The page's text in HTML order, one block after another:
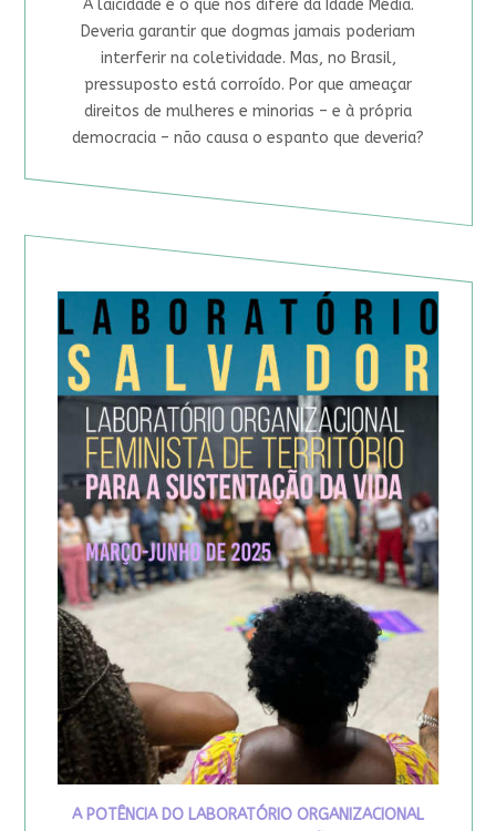
A laicidade é o que nos difere da Idade Média.
Deveria garantir que dogmas jamais poderiam
interferir na coletividade. Mas, no Brasil,
pressuposto está corroído. Por que ameaçar
direitos de mulheres e minorias – e à própria
democracia – não causa o espanto que deveria?
A POTÊNCIA DO LABORATÓRIO ORGANIZACIONAL